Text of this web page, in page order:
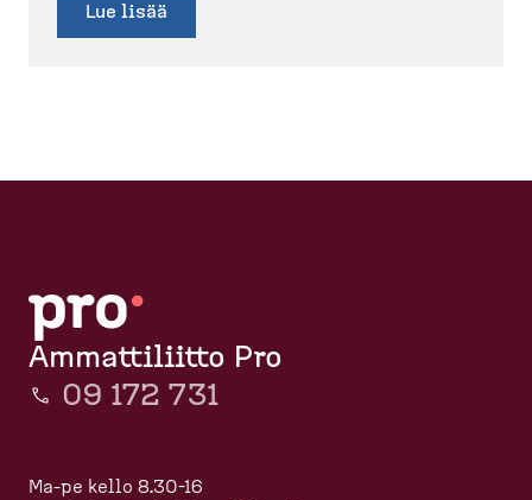
Lue lisää
Ammattiliitto Pro
09 172 731
Ma-pe kello 8.30-16